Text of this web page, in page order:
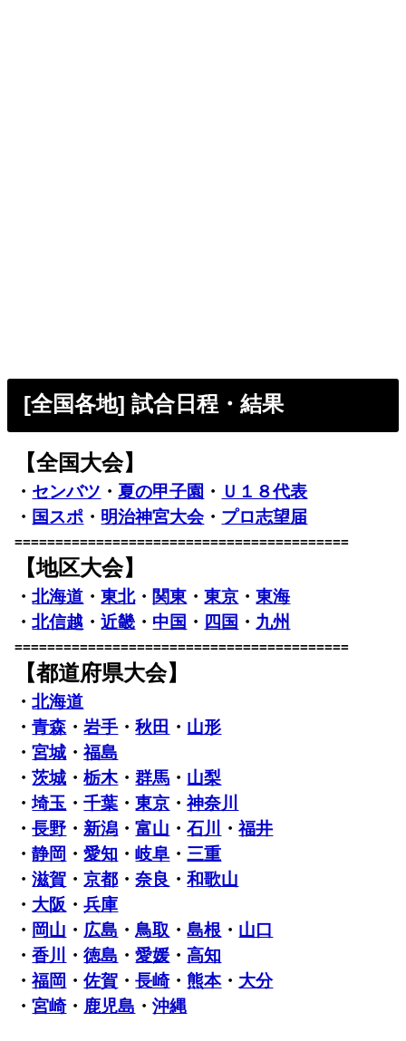
[全国各地] 試合日程・結果
【全国大会】
・ センバツ ・ 夏の甲子園 ・ Ｕ１８代表
・ 国スポ ・ 明治神宮大会・ プロ志望届
=========================================
【地区大会】
・北海道 ・東北・ 関東・東京 ・東海
・北信越 ・近畿 ・ 中国 ・ 四国 ・ 九州
=========================================
【都道府県大会】
・北海道
・青森・岩手 ・秋田 ・ 山形
・宮城 ・福島
・茨城 ・栃木・群馬 ・ 山梨
・埼玉 ・千葉 ・東京 ・神奈川
・長野 ・新潟 ・富山 ・石川 ・福井
・静岡 ・愛知 ・岐阜 ・三重
・滋賀 ・京都 ・奈良 ・和歌山
・ 大阪 ・兵庫
・ 岡山 ・ 広島 ・鳥取 ・島根 ・ 山口
・香川 ・徳島 ・愛媛 ・高知
・福岡 ・佐賀 ・長崎・ 熊本・ 大分
・宮崎・ 鹿児島 ・沖縄